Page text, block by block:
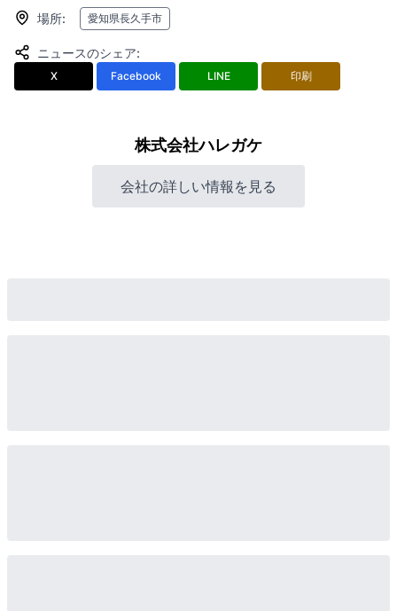
場所: 愛知県長久手市
ニュースのシェア:
X Facebook LINE 印刷
株式会社ハレガケ
会社の詳しい情報を見る